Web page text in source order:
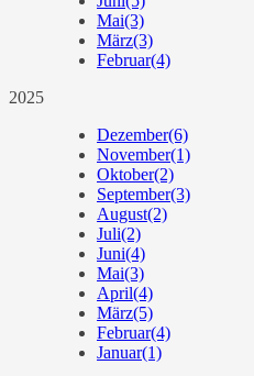
Mai(3)
März(3)
Februar(4)
2025
Dezember(6)
November(1)
Oktober(2)
September(3)
August(2)
Juli(2)
Juni(4)
Mai(3)
April(4)
März(5)
Februar(4)
Januar(1)